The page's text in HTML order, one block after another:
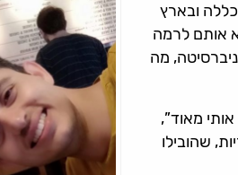
ובארץ
אותם לרמה
מה
מאוד”,
שהובילו